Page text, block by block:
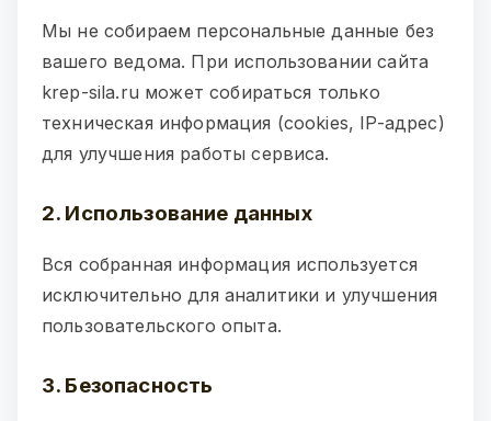
Мы не собираем персональные данные без
вашего ведома. При использовании сайта
krep-sila.ru может собираться только
техническая информация (cookies, IP-адрес)
для улучшения работы сервиса.
2. Использование данных
Вся собранная информация используется
исключительно для аналитики и улучшения
пользовательского опыта.
3. Безопасность